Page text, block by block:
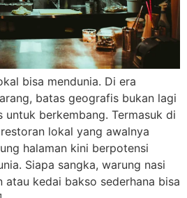
bisa mendunia. Di era
batas geografis bukan lagi
untuk berkembang. Termasuk di
lokal yang awalnya
halaman kini berpotensi
Siapa sangka, warung nasi
kedai bakso sederhana bisa